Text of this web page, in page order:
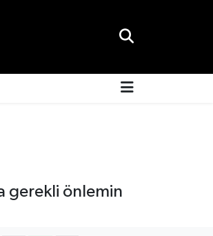
gerekli önlemin